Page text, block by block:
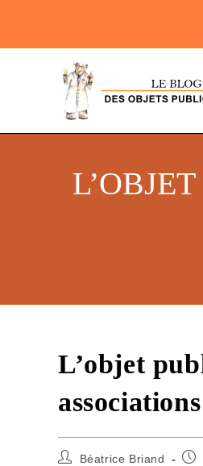
L’objet
Béatrice Briand